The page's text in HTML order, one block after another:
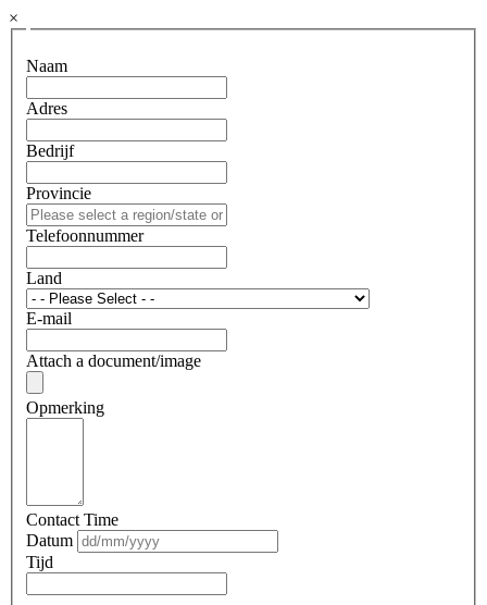
×
Naam
Adres
Bedrijf
Provincie
Telefoonnummer
Land
E-mail
Attach a document/image
Opmerking
Contact Time
Datum
Tijd